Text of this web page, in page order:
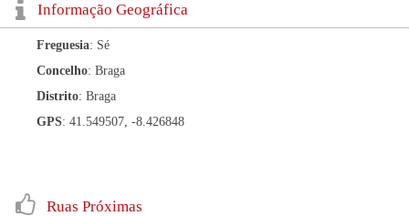
Informação Geográfica
Freguesia: Sé
Concelho: Braga
Distrito: Braga
GPS: 41.549507, -8.426848
Ruas Próximas